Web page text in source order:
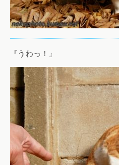
『うわっ！』